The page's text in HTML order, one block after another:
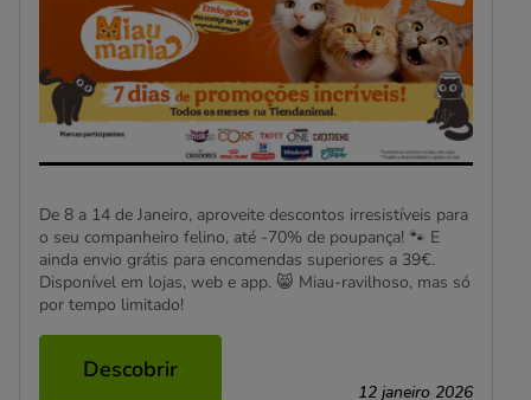
De 8 a 14 de Janeiro, aproveite descontos irresistíveis para
o seu companheiro felino, até -70% de poupança! 🐾 E
ainda envio grátis para encomendas superiores a 39€.
Disponível em lojas, web e app. 😸 Miau-ravilhoso, mas só
por tempo limitado!
Descobrir
12 janeiro 2026